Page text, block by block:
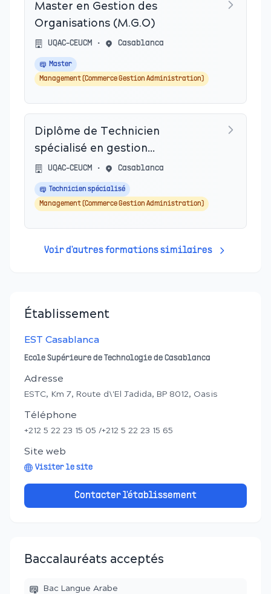
Master en Gestion des
Organisations (M.G.O)
UQAC-CEUCM • Casablanca
Master
Management (Commerce Gestion Administration)
Diplôme de Technicien
spécialisé en gestion
d’entreprises
UQAC-CEUCM • Casablanca
Technicien spécialisé
Management (Commerce Gestion Administration)
Voir d'autres formations similaires
Établissement
EST Casablanca
Ecole Supérieure de Technologie de Casablanca
Adresse
ESTC, Km 7, Route d\'El Jadida, BP 8012, Oasis
Téléphone
+212 5 22 23 15 05 /+212 5 22 23 15 65
Site web
Visiter le site
Contacter l'établissement
Baccalauréats acceptés
Bac Langue Arabe